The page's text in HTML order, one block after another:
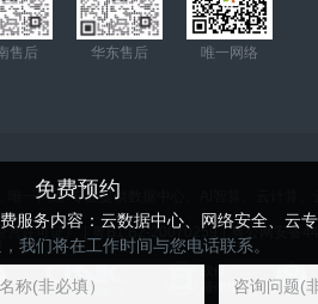
售后 华东售后 唯一网络
一网络-专业提供数据中心、AI智算、云计算、
许可证》 | 粤B1.B2-20070259|粤公网安备
免费预约
务内容：云数据中心、网络安全、云
我们将在工作时间与您电话联系。